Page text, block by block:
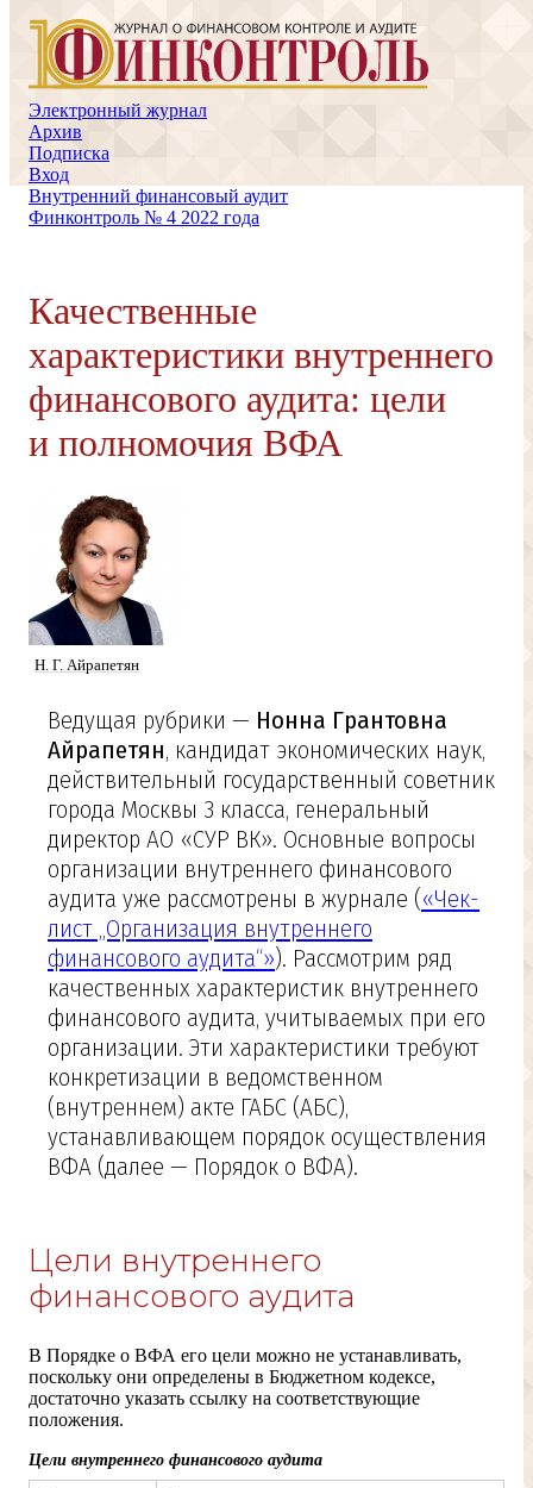
Электронный журнал
Архив
Подписка
Вход
Внутренний финансовый аудит
Финконтроль № 4 2022 года
Качественные
характеристики внутреннего
финансового аудита: цели
и полномочия ВФА
Н. Г. Айрапетян
Ведущая рубрики — Нонна Грантовна
Айрапетян, кандидат экономических наук,
действительный государственный советник
города Москвы 3 класса, генеральный
директор АО «СУР ВК». Основные вопросы
организации внутреннего финансового
аудита уже рассмотрены в журнале («Чек-
лист „Организация внутреннего
финансового аудита“»). Рассмотрим ряд
качественных характеристик внутреннего
финансового аудита, учитываемых при его
организации. Эти характеристики требуют
конкретизации в ведомственном
(внутреннем) акте ГАБС (АБС),
устанавливающем порядок осуществления
ВФА (далее — Порядок о ВФА).
Цели внутреннего
финансового аудита
В Порядке о ВФА его цели можно не устанавливать,
поскольку они определены в Бюджетном кодексе,
достаточно указать ссылку на соответствующие
положения.
Цели внутреннего финансового аудита